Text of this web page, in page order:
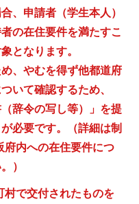
、申請者（学生本人）
の在住要件を満たすこ
となります。
、やむを得ず他都道府
いて確認するため、
辞令の写し等）」を提
必要です。（詳細は制
府内への在住要件につ
）
で交付されたものを